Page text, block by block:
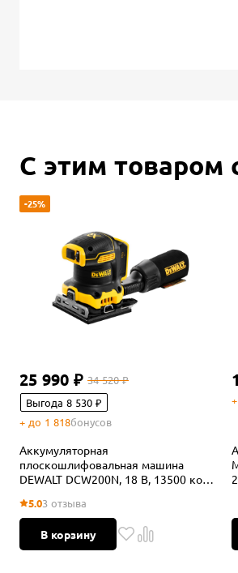
С этим товаром
-25%
25 990 ₽ 34 520 ₽
Выгода 8 530 ₽
+ до 1 818бонусов
Аккумуляторная
плоскошлифовальная машина
DEWALT DCW200N, 18 В, 13500 кол/
5.03 отзыва
В корзину